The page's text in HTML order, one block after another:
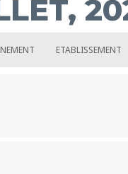
ETABLISSEMENT